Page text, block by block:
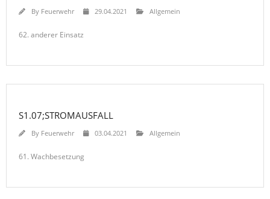
By Feuerwehr 29.04.2021 Allgemein
62. anderer Einsatz
S1.07;STROMAUSFALL
By Feuerwehr 03.04.2021 Allgemein
61. Wachbesetzung